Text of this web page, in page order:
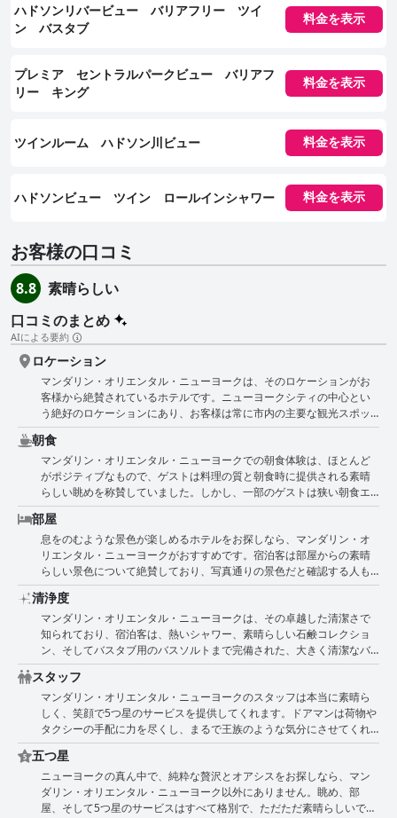
ハドソンリバービュー バリアフリー ツイ
ン バスタブ
料金を表示
プレミア セントラルパークビュー バリアフ
リー キング
料金を表示
ツインルーム ハドソン川ビュー 料金を表示
ハドソンビュー ツイン ロールインシャワー 料金を表示
お客様の口コミ
8.8
素晴らしい
口コミのまとめ
AIによる要約
ロケーション
マンダリン・オリエンタル・ニューヨークは、そのロケーションがお
客様から絶賛されているホテルです。ニューヨークシティの中心とい
う絶好のロケーションにあり、お客様は常に市内の主要な観光スポッ
トへの近さに感銘を受けています。セントラルパークやミッドタウン
まで徒歩ですぐという声も多く、地下鉄に近い便利さを挙げる人もい
ます。ロケーションは際立った特徴であり、ホテルの完璧なスタイル
と卓越したサービスと完璧に調和しています。お客様は感銘を受け、
すでにこの壮大なホテルへの次回の訪問を計画しています。
朝食
マンダリン・オリエンタル・ニューヨークでの朝食体験は、ほとんど
がポジティブなもので、ゲストは料理の質と朝食時に提供される素晴
らしい眺めを称賛していました。しかし、一部のゲストは狭い朝食エ
リアのスペース不足を訴えており、部屋に持ち帰って朝食をとらざる
を得ない状況でした。朝食自体についても賛否両論あり、美味しいと
感じる人もいれば、ビュッフェ形式を希望する人もいました。朝食料
金が宿泊費に含まれることを望む人もいれば、無料Wi-Fiがないことに
不満を感じる人もいました。これらの懸念にもかかわらず、多くのゲ
ストは朝食、ランチ、ディナーのメインスペースとして利用されてい
る改装されたバーエリアを楽しんでいました。朝食が遅くて高いと感
じる人もいましたが、全体的な意見としては、マンダリン・オリエン
タル・ニューヨークは質の高い朝食体験を提供しているということで
した。
部屋
息をのむような景色が楽しめるホテルをお探しなら、マンダリン・オ
リエンタル・ニューヨークがおすすめです。宿泊客は部屋からの素晴
らしい景色について絶賛しており、写真通りの景色だと確認する人も
います。部屋のベッドは広くて快適だと評されており、これはぐっす
り眠るための完璧な組み合わせです。ホテルのロケーションも素晴ら
しく、宿泊客は「最高」と呼んでいます。部屋自体も快適で、今まで
泊まった中で一番良かったという人もいます。ただし、狭くて時代遅
れの部屋や、コーヒーメーカーやヨーロッパ式のコンセントなどのア
メニティの不足に関する否定的なレビューもあります。家具が少し古
くなっていることに気づいた宿泊客もいます。全体として、これらの
小さな問題を気にしなければ、マンダリン・オリエンタル・ニューヨ
ークはハドソン川の絶景と快適な滞在を提供します。
清浄度
マンダリン・オリエンタル・ニューヨークは、その卓越した清潔さで
知られており、宿泊客は、熱いシャワー、素晴らしい石鹸コレクショ
ン、そしてバスタブ用のバスソルトまで完備された、大きく清潔なバ
スルームを絶賛しています。ホテルは清掃を重視しており、絶対的な
清潔さを保証するために、1日に最大2回部屋を清掃しています。ただ
し、ある宿泊客は、部屋が清潔なにおいがしないと報告しました。全
体として、宿泊客は、ホテルは美しく清潔で、素敵なスタッフと素晴
らしい景色があり、ニューヨークを体験するのに最適な場所であると
感じています。ホテルは居心地が良く快適で、宿泊客は非常に清潔で
歓迎的な滞在場所だと表現しています。一部の宿泊客は、部屋の清掃
が期待どおりではなかったと述べていますが、ほとんどの宿泊客は、
ホテルの全体的な清潔さに満足しています。
スタッフ
マンダリン・オリエンタル・ニューヨークのスタッフは本当に素晴ら
しく、笑顔で5つ星のサービスを提供してくれます。ドアマンは荷物や
タクシーの手配に力を尽くし、まるで王族のような気分にさせてくれ
ます。特にロビーのスタッフ、コンシェルジュ、レストランのマネー
ジャー、ウェイターのジョンは素晴らしく、ゲストをまるで有名人の
ように扱ってくれました。レセプションは温かくフレンドリーで、ロ
ビンとアドナンはチームの中でも際立った存在でした。ホテルとスタ
ッフ全体が素晴らしく、卓越したサービスとおもてなしで、本当に思
五つ星
ニューヨークの真ん中で、純粋な贅沢とオアシスをお探しなら、マン
ダリン・オリエンタル・ニューヨーク以外にありません。眺め、部
屋、そして5つ星のサービスはすべて格別で、ただただ素晴らしいで